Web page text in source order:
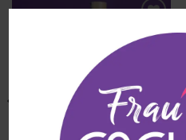
Wunschliste
hinzufügen